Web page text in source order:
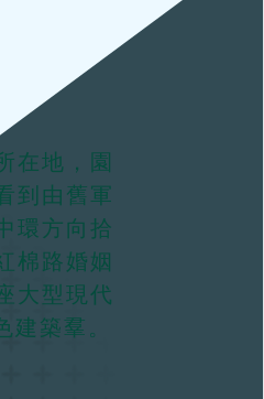
在地，園
到由舊軍
環方向拾
棉路婚姻
大型現代
築羣。